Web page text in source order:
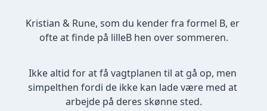
Kristian & Rune, som du kender fra formel B, er
ofte at finde på lilleB hen over sommeren.
Ikke altid for at få vagtplanen til at gå op, men
simpelthen fordi de ikke kan lade være med at
arbejde på deres skønne sted.